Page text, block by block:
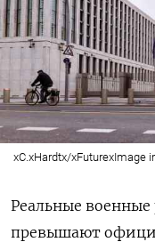
xC.xHardtx/xFuturexImage
Реальные военные
превышают